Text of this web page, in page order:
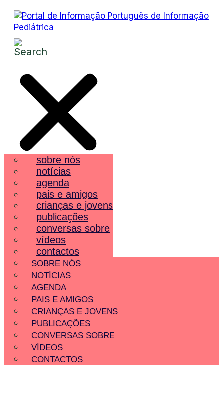
sobre nós
notícias
agenda
pais e amigos
crianças e jovens
publicações
conversas sobre
vídeos
contactos
SOBRE NÓS
NOTÍCIAS
AGENDA
PAIS E AMIGOS
CRIANÇAS E JOVENS
PUBLICAÇÕES
CONVERSAS SOBRE
VÍDEOS
CONTACTOS